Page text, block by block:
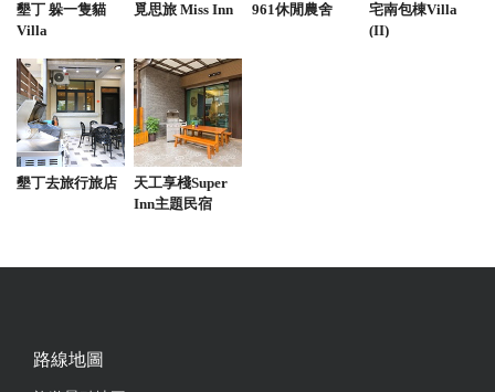
每次來墾丁必來的景點裡面有好玩的卡丁車、划船、
電動車、挖土機等遊戲喔，裡面的人員都很親切，每
次我們都是非假日去人比較少的時候老闆都會讓我們
再多玩一下，所以每次去墾丁一定都會來這裡玩喔，
超推薦。
一間玩到這間，說真的這裡賽道較安全人員講解比較
墾丁 躲一隻貓
Villa
覓思旅 Miss Inn 961休閒農舍
宅南包棟Villa
(II)
墾丁去旅行旅店
天工享棧Super
Inn主題民宿
路線地圖